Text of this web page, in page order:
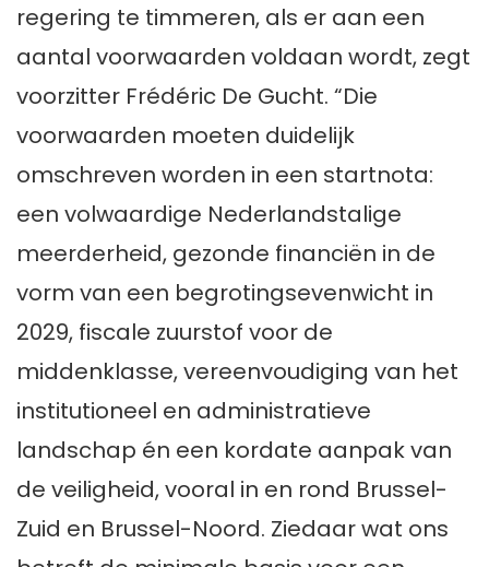
regering te timmeren, als er aan een
aantal voorwaarden voldaan wordt, zegt
voorzitter Frédéric De Gucht. “Die
voorwaarden moeten duidelijk
omschreven worden in een startnota:
een volwaardige Nederlandstalige
meerderheid, gezonde financiën in de
vorm van een begrotingsevenwicht in
2029, fiscale zuurstof voor de
middenklasse, vereenvoudiging van het
institutioneel en administratieve
landschap én een kordate aanpak van
de veiligheid, vooral in en rond Brussel-
Zuid en Brussel-Noord. Ziedaar wat ons